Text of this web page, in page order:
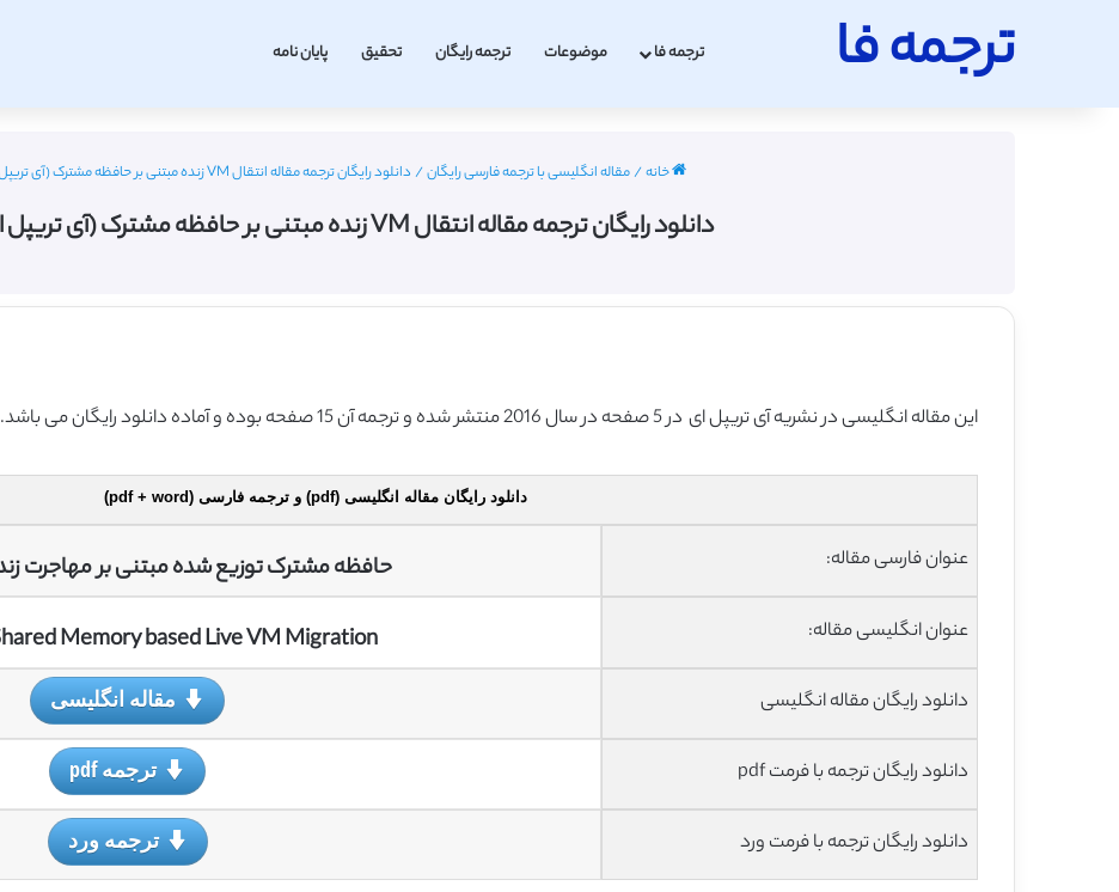
ترجمه فا ترجمه فا موضوعات ترجمه رایگان تحقیق پایان نامه
خانه/مقاله انگلیسی با ترجمه فارسی رایگان/ دانلود رایگان ترجمه مقاله انتقال VM زنده مبتنی بر حافظه مشترک (آی تریپل ای 2016)
دانلود رایگان ترجمه مقاله انتقال VM زنده مبتنی بر حافظه مشترک (آی تریپل ای 2016)
این مقاله انگلیسی در نشریه آی تریپل ای در 5 صفحه در سال 2016 منتشر شده و ترجمه آن 15 صفحه بوده و آماده دانلود رایگان می باشد.
دانلود رایگان مقاله انگلیسی (pdf) و ترجمه فارسی (pdf + word)
عنوان فارسی مقاله: حافظه مشترک توزیع شده مبتنی بر مهاجرت
عنوان انگلیسی مقاله: Memory based Live VM Migration
دانلود رایگان مقاله انگلیسی مقاله انگلیسی
دانلود رایگان ترجمه با فرمت pdf ترجمه pdf
دانلود رایگان ترجمه با فرمت ورد ترجمه ورد